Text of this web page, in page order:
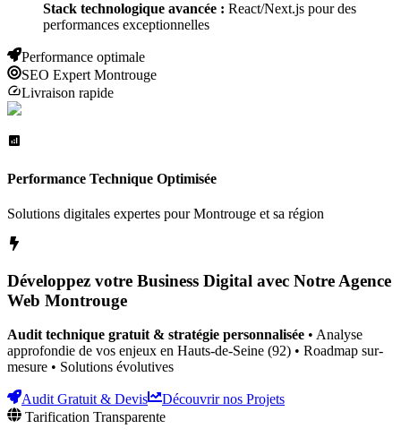
Stack technologique avancée : React/Next.js pour des
performances exceptionnelles
Performance optimale
SEO Expert Montrouge
Livraison rapide
Performance Technique Optimisée
Solutions digitales expertes pourMontrouge et sa région
Développez votre Business Digital avec Notre Agence
Web Montrouge
Audit technique gratuit & stratégie personnalisée • Analyse
approfondie de vos enjeux en Hauts-de-Seine (92) • Roadmap sur-
mesure • Solutions évolutives
Audit Gratuit & Devis
Découvrir nos Projets
Tarification Transparente